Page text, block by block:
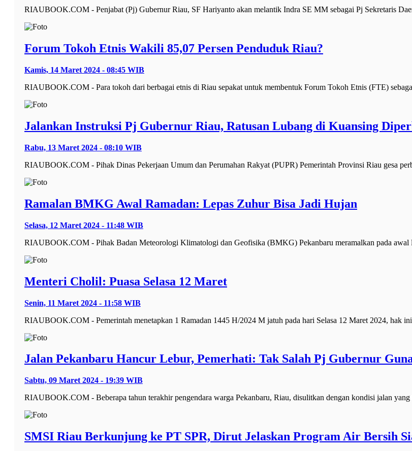
RIAUBOOK.COM - Penjabat (Pj) Gubernur Riau, SF Hariyanto akan melantik Indra SE MM sebagai Pj Sekretaris
Forum Tokoh Etnis Wakili 85,07 Persen Penduduk Riau?
Kamis, 14 Maret 2024 - 08:45 WIB
RIAUBOOK.COM - Para tokoh dari berbagai etnis di Riau sepakat untuk membentuk Forum Tokoh Etnis (FTE)
Jalankan Instruksi Pj Gubernur Riau, Ratusan Lubang di Kuansing
Rabu, 13 Maret 2024 - 08:10 WIB
RIAUBOOK.COM - Pihak Dinas Pekerjaan Umum dan Perumahan Rakyat (PUPR) Pemerintah Provinsi Riau gesa
Ramalan BMKG Awal Ramadan: Lepas Zuhur Bisa Jadi Hujan
Selasa, 12 Maret 2024 - 11:48 WIB
RIAUBOOK.COM - Pihak Badan Meteorologi Klimatologi dan Geofisika (BMKG) Pekanbaru meramalkan pada awal
Menteri Cholil: Puasa Selasa 12 Maret
Senin, 11 Maret 2024 - 11:58 WIB
RIAUBOOK.COM - Pemerintah menetapkan 1 Ramadan 1445 H/2024 M jatuh pada hari Selasa 12 Maret 2024, hak
Jalan Pekanbaru Hancur Lebur, Pemerhati: Tak Salah Pj Gubernur
Sabtu, 09 Maret 2024 - 19:39 WIB
RIAUBOOK.COM - Beberapa tahun terakhir pengendara warga Pekanbaru, Riau, disulitkan dengan kondisi jalan
SMSI Riau Berkunjung ke PT SPR, Dirut Jelaskan Program Air Bersih